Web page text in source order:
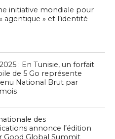
initiative mondiale pour
agentique » et l’identité
: En Tunisie, un forfait
de 5 Go représente
National Brut par
des
annonce l’édition
Good Global Summit